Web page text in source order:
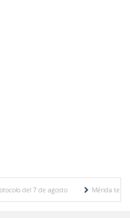
7 de agosto
Mérida territorio